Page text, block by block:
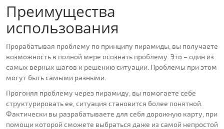
Преимущества
использования
Прорабатывая проблему по принципу пирамиды, вы получаете
возможность в полной мере осознать проблему. Это – один из
самых верных шагов к решению ситуации. Проблемы при этом
могут быть самыми разными.
Прогоняя проблему через пирамиду, вы помогаете себе
структурировать ее, ситуация становится более понятной.
Фактически вы разрабатываете для себя дорожную карту, при
помощи которой сможете выбраться даже из самой непростой